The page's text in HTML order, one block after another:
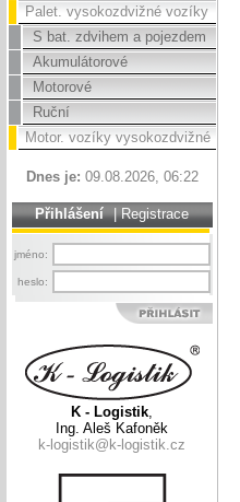
Palet. vysokozdvižné vozíky
S bat. zdvihem a pojezdem
Akumulátorové
Motorové
Ruční
Motor. vozíky vysokozdvižné
Dnes je: 09.08.2026, 06:22
Přihlášení |Registrace
jméno:
heslo:
K - Logistik,
Ing. Aleš Kafoněk
k-logistik@k-logistik.cz